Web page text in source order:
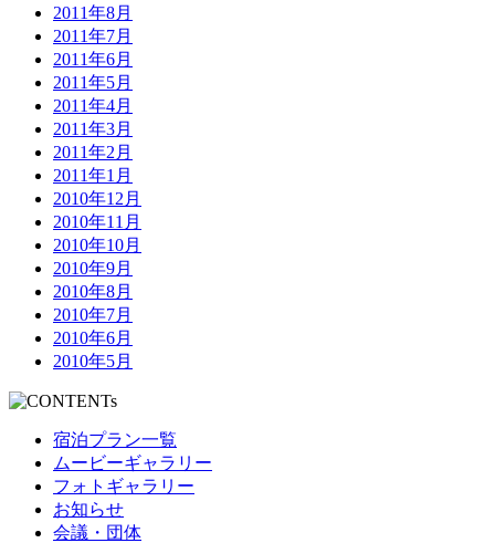
2011年8月
2011年7月
2011年6月
2011年5月
2011年4月
2011年3月
2011年2月
2011年1月
2010年12月
2010年11月
2010年10月
2010年9月
2010年8月
2010年7月
2010年6月
2010年5月
宿泊プラン一覧
ムービーギャラリー
フォトギャラリー
お知らせ
会議・団体